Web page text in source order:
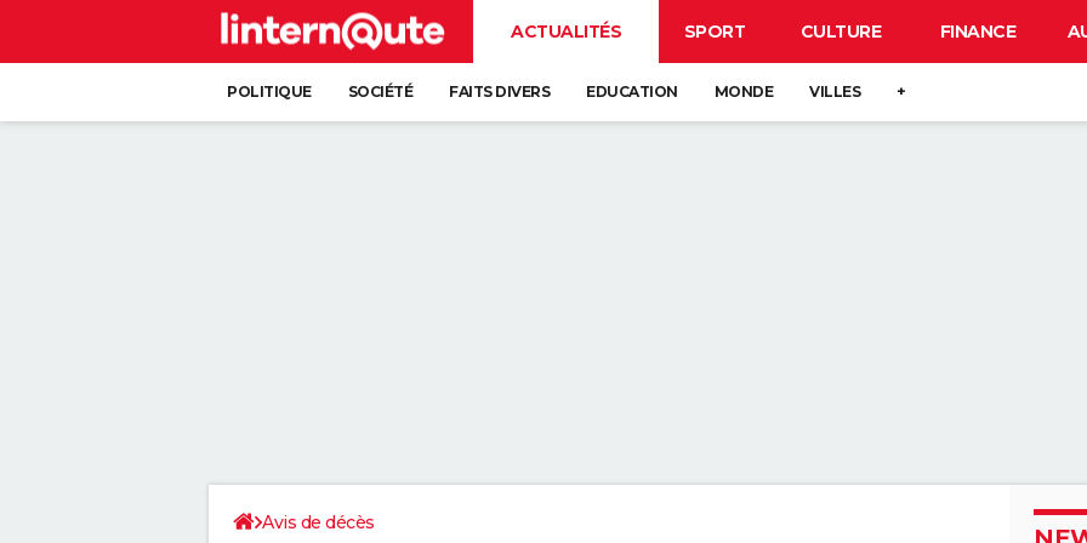
ACTUALITÉS SPORT CULTURE FINANCE
POLITIQUE SOCIÉTÉ FAITS DIVERS EDUCATION MONDE VILLES +
Avis de décès